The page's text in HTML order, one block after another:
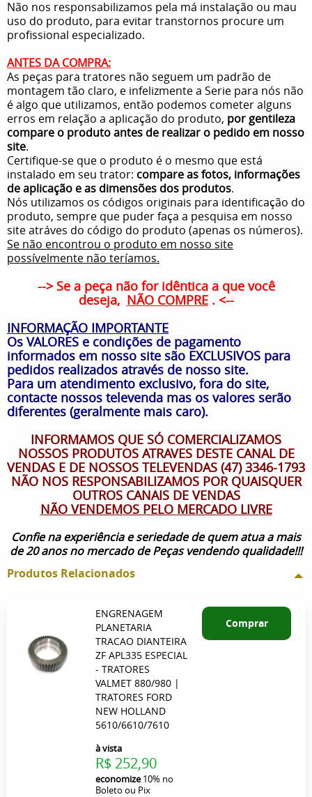
Não nos responsabilizamos pela má instalação ou mau
uso do produto, para evitar transtornos procure um
profissional especializado.
ANTES DA COMPRA:
As peças para tratores não seguem um padrão de
montagem tão claro, e infelizmente a Serie para nós não
é algo que utilizamos, então podemos cometer alguns
erros em relação a aplicação do produto, por gentileza
compare o produto antes de realizar o pedido em nosso
site.
Certifique-se que o produto é o mesmo que está
instalado em seu trator: compare as fotos, informações
de aplicação e as dimensões dos produtos.
Nós utilizamos os códigos originais para identificação do
produto, sempre que puder faça a pesquisa em nosso
site atráves do código do produto (apenas os números).
Se não encontrou o produto em nosso site
possívelmente não teríamos.
--> Se a peça não for idêntica a que você
deseja, NÃO COMPRE. <--
INFORMAÇÃO IMPORTANTE
Os VALORES e condições de pagamento
informados em nosso site são EXCLUSIVOS para
pedidos realizados através de nosso site.
Para um atendimento exclusivo, fora do site,
contacte nossos televenda mas os valores serão
diferentes (geralmente mais caro).
INFORMAMOS QUE SÓ COMERCIALIZAMOS
NOSSOS PRODUTOS ATRAVES DESTE CANAL DE
VENDAS E DE NOSSOS TELEVENDAS (47) 3346-1793
NÃO NOS RESPONSABILIZAMOS POR QUAISQUER
OUTROS CANAIS DE VENDAS
NÃO VENDEMOS PELO MERCADO LIVRE
Confie na experiência e seriedade de quem atua a mais
de 20 anos no mercado de Peças vendendo qualidade!!!
Produtos Relacionados
ENGRENAGEM
PLANETARIA
TRACAO DIANTEIRA
ZF APL335 ESPECIAL
- TRATORES
VALMET 880/980 |
TRATORES FORD
NEW HOLLAND
5610/6610/7610
à vista
R$ 252,90
economize10% no
Boleto ou Pix
Comprar